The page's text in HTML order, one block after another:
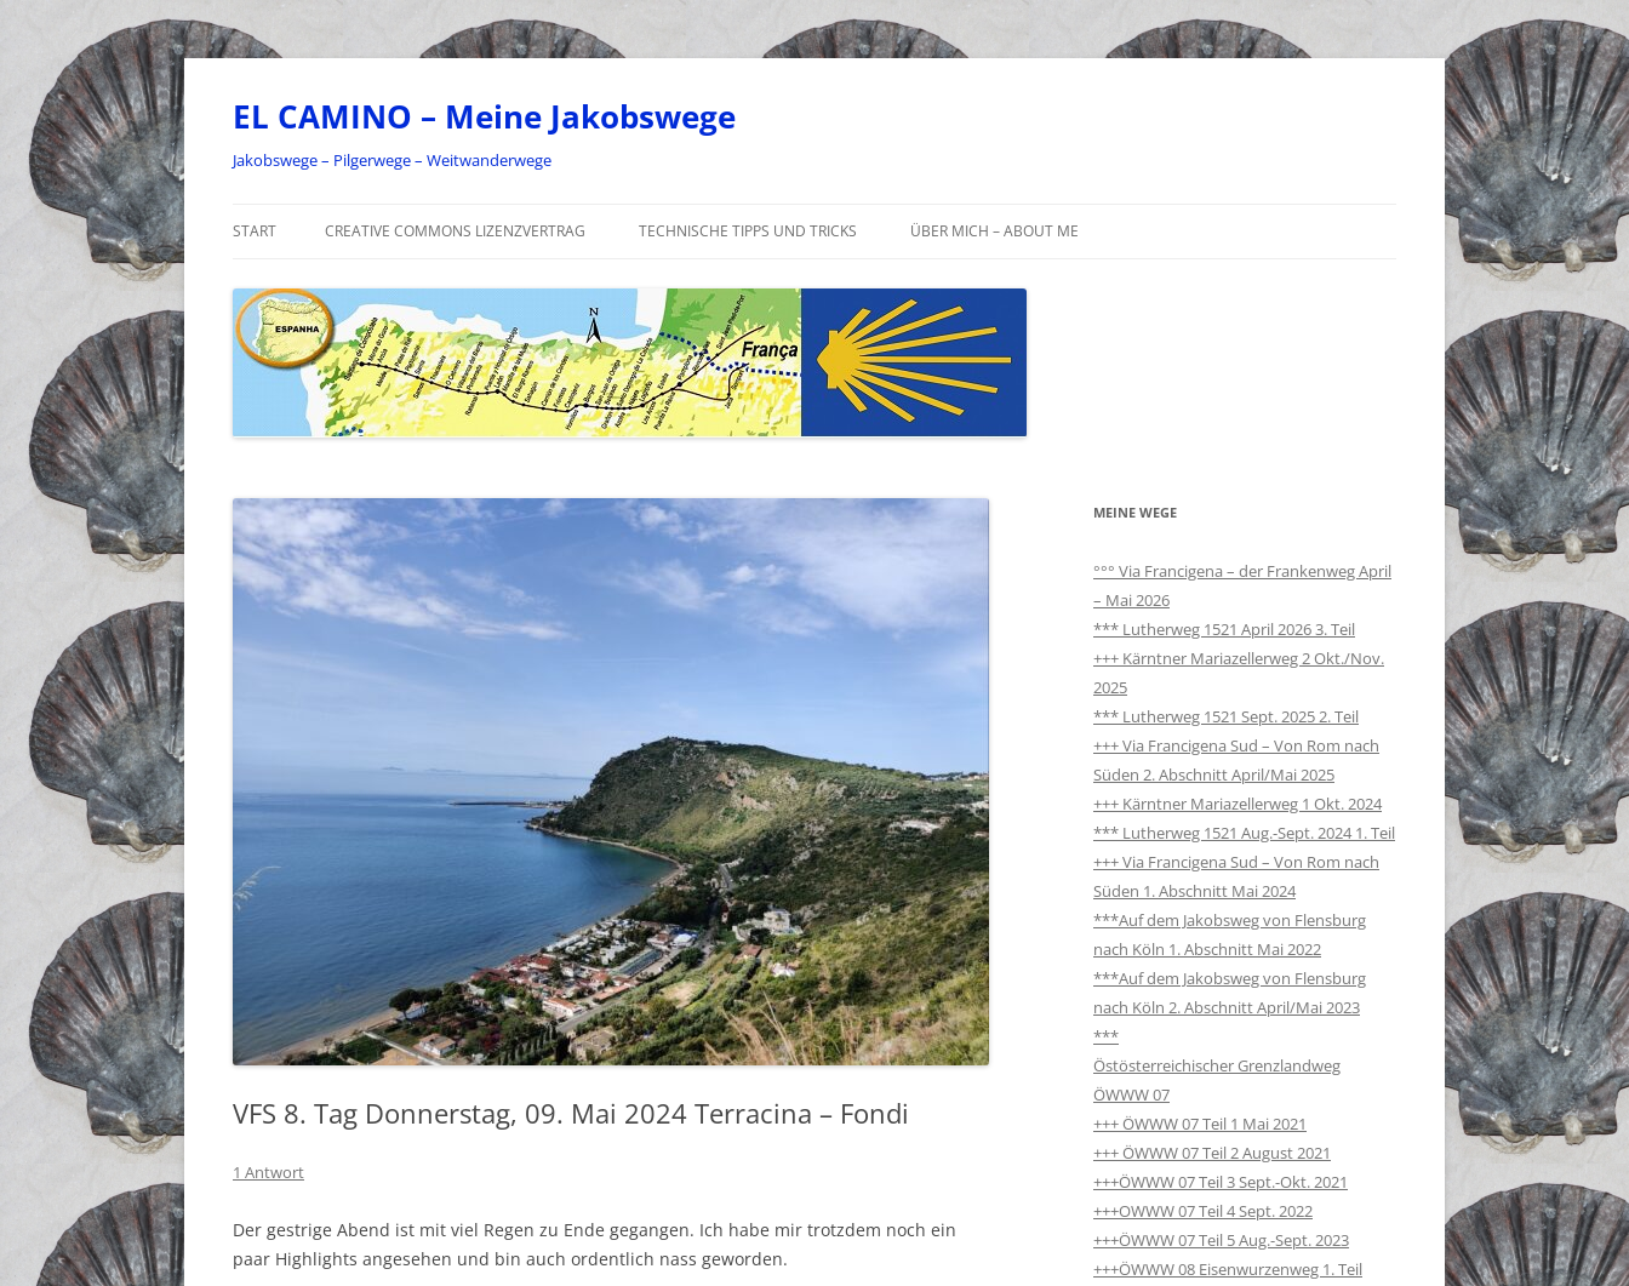
Zum
EL CAMINO – Meine Jakobswege
Jakobswege – Pilgerwege – Weitwanderwege
START CREATIVE COMMONS LIZENZVERTRAG TECHNISCHE TIPPS UND TRICKS ÜBER MICH – ABOUT ME
VFS 8. Tag Donnerstag, 09. Mai 2024 Terracina – Fondi
1 Antwort
Der gestrige Abend ist mit viel Regen zu Ende gegangen. Ich habe mir trotzdem noch ein
paar Highlights angesehen und bin auch ordentlich nass geworden.
MEINE WEGE
°°° Via Francigena – der Frankenweg April
– Mai 2026
*** Lutherweg 1521 April 2026 3. Teil
+++ Kärntner Mariazellerweg 2 Okt./Nov.
2025
*** Lutherweg 1521 Sept. 2025 2. Teil
+++ Via Francigena Sud – Von Rom nach
Süden 2. Abschnitt April/Mai 2025
+++ Kärntner Mariazellerweg 1 Okt. 2024
*** Lutherweg 1521 Aug.-Sept. 2024 1. Teil
+++ Via Francigena Sud – Von Rom nach
Süden 1. Abschnitt Mai 2024
***Auf dem Jakobsweg von Flensburg
nach Köln 1. Abschnitt Mai 2022
***Auf dem Jakobsweg von Flensburg
nach Köln 2. Abschnitt April/Mai 2023
***
Östösterreichischer Grenzlandweg
ÖWWW 07
+++ ÖWWW 07 Teil 1 Mai 2021
+++ ÖWWW 07 Teil 2 August 2021
+++ÖWWW 07 Teil 3 Sept.-Okt. 2021
+++OWWW 07 Teil 4 Sept. 2022
+++ÖWWW 07 Teil 5 Aug.-Sept. 2023
+++ÖWWW 08 Eisenwurzenweg 1. Teil